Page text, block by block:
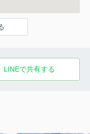
LINEで共有する